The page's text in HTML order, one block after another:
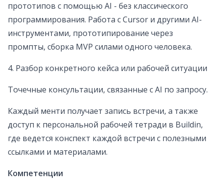
прототипов с помощью AI - без классического
программирования. Работа с Cursor и другими AI-
инструментами, прототипирование через
промпты, сборка MVP силами одного человека.
4. Разбор конкретного кейса или рабочей ситуации
Точечные консультации, связанные с AI по запросу.
Каждый менти получает запись встречи, а также
доступ к персональной рабочей тетради в Buildin,
где ведется конспект каждой встречи с полезными
ссылками и материалами.
Компетенции